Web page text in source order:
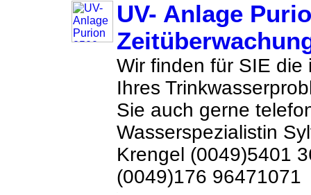
UV- Anlage
Wir finden für SIE die
Ihres
Sie auch gerne
Wasserspezialistin
Krengel (0049)5401
(0049)176